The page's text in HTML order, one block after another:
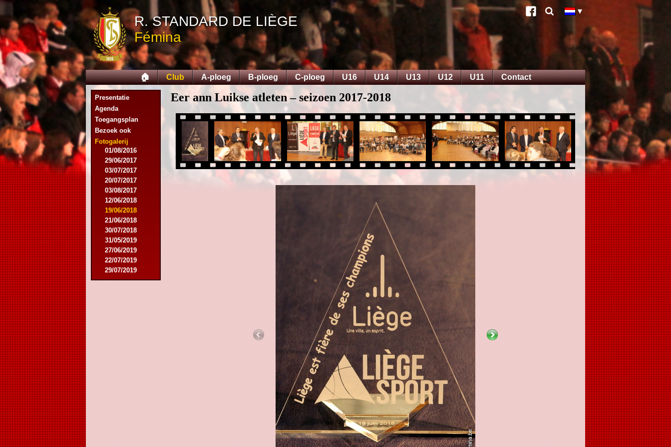
R. STANDARD DE LIÈGE
Fémina
🏠 Club A-ploeg B-ploeg C-ploeg U16 U14 U13 U12 U11 Contact
Presentatie
Agenda
Toegangsplan
Bezoek ook
Fotogalerij
02/06/2013
21/06/2013
21/06/2014
06/12/2014
04/02/2015
27/03/2015
29/05/2015
25/06/2015
14/12/2015
16/12/2015
29/06/2016
21/07/2016
01/08/2016
29/06/2017
03/07/2017
20/07/2017
03/08/2017
12/06/2018
19/06/2018
21/06/2018
30/07/2018
31/05/2019
27/06/2019
22/07/2019
29/07/2019
Eer ann Luikse atleten – seizoen 2017-2018